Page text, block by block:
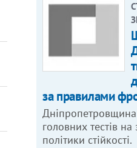
за правилами
Дніпропетровщина
головних тестів на
політики стійкості.